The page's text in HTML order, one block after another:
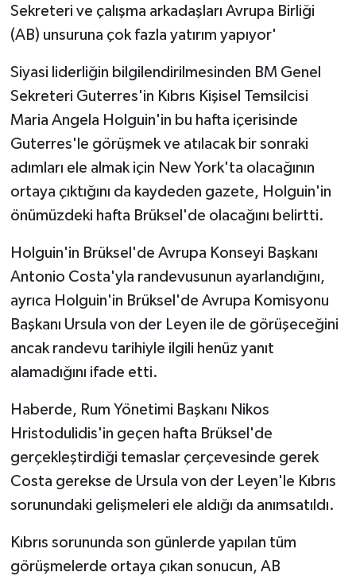
Sekreteri ve çalışma arkadaşları Avrupa Birliği
(AB) unsuruna çok fazla yatırım yapıyor'
Siyasi liderliğin bilgilendirilmesinden BM Genel
Sekreteri Guterres'in Kıbrıs Kişisel Temsilcisi
Maria Angela Holguin'in bu hafta içerisinde
Guterres'le görüşmek ve atılacak bir sonraki
adımları ele almak için New York'ta olacağının
ortaya çıktığını da kaydeden gazete, Holguin'in
önümüzdeki hafta Brüksel'de olacağını belirtti.
Holguin'in Brüksel'de Avrupa Konseyi Başkanı
Antonio Costa'yla randevusunun ayarlandığını,
ayrıca Holguin'in Brüksel'de Avrupa Komisyonu
Başkanı Ursula von der Leyen ile de görüşeceğini
ancak randevu tarihiyle ilgili henüz yanıt
alamadığını ifade etti.
Haberde, Rum Yönetimi Başkanı Nikos
Hristodulidis'in geçen hafta Brüksel'de
gerçekleştirdiği temaslar çerçevesinde gerek
Costa gerekse de Ursula von der Leyen'le Kıbrıs
sorunundaki gelişmeleri ele aldığı da anımsatıldı.
Kıbrıs sorununda son günlerde yapılan tüm
görüşmelerde ortaya çıkan sonucun, AB